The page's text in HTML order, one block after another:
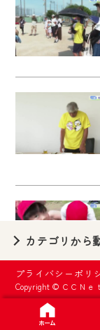
カテゴリから
プライバシーポリ
Copyright © ＣＣＮｅ
【ご注意】
2024年9
ビス向上
『CCNet
一部コン
CCNetサ
ページ※
す。
いたします
要となりま
※MyIDとは
各種サービ
IDはお客
で設定でき